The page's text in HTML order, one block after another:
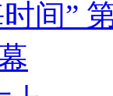
间”